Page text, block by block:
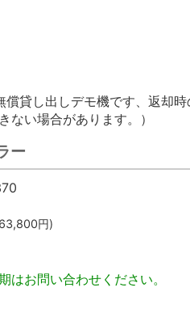
貸し出しデモ機です、返却
ない場合があります。）
ー
63,800円)
はお問い合わせください。